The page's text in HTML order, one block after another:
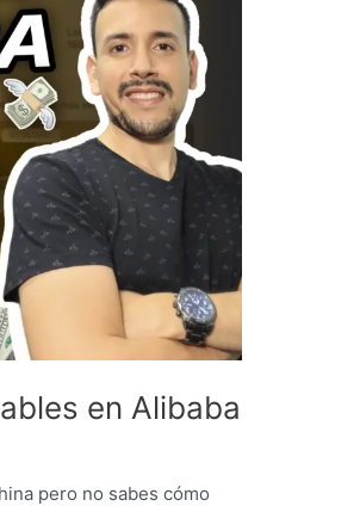
en Alibaba
pero no sabes cómo